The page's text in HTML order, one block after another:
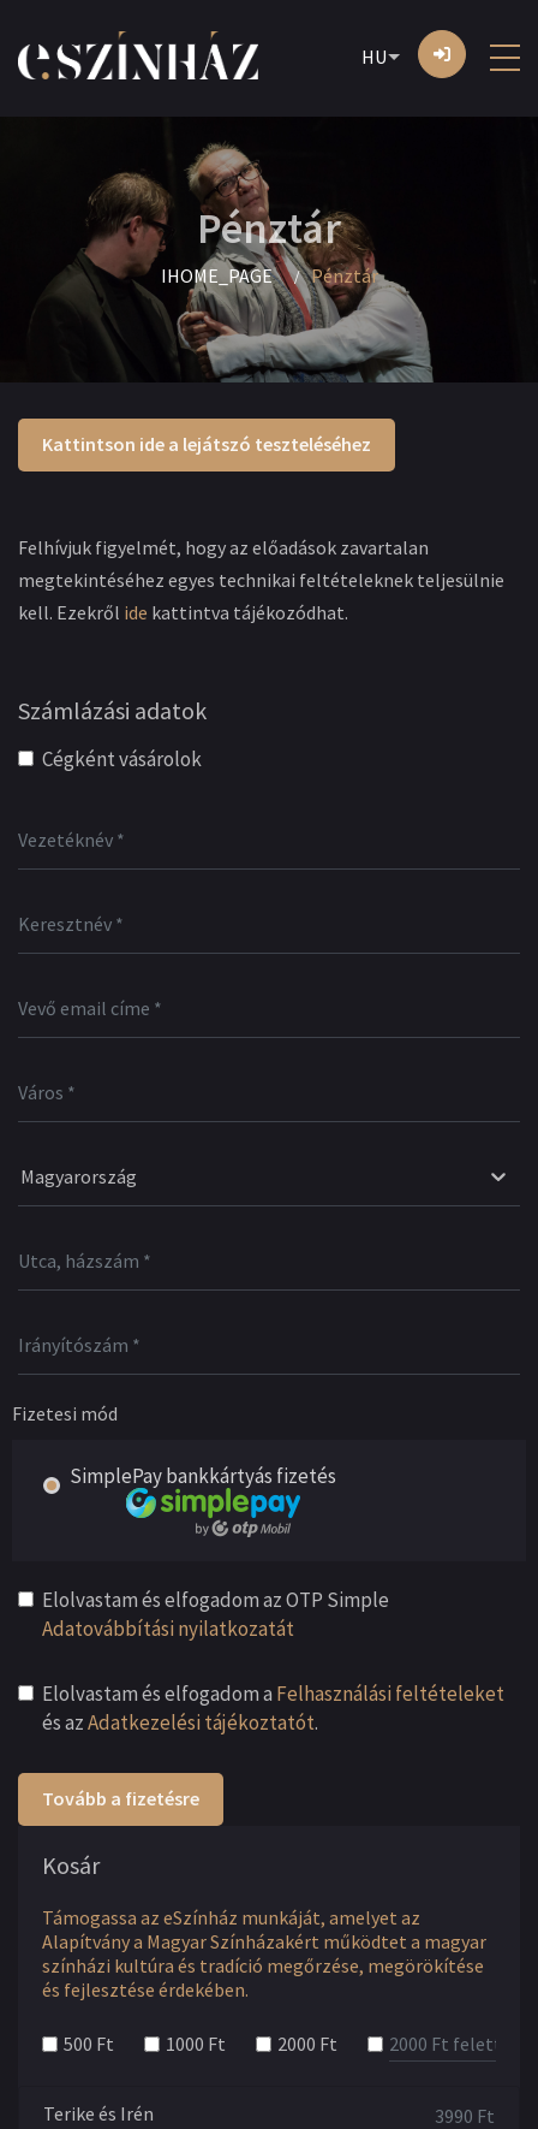
HU
Pénztár
IHOME_PAGE Pénztár
Kattintson ide a lejátszó teszteléséhez
Felhívjuk figyelmét, hogy az előadások zavartalan
megtekintéséhez egyes technikai feltételeknek teljesülnie
kell. Ezekről ide kattintva tájékozódhat.
Számlázási adatok
Cégként vásárolok
Magyarország
Fizetesi mód
SimplePay bankkártyás fizetés
Elolvastam és elfogadom az OTP Simple
Adatovábbítási nyilatkozatát
Elolvastam és elfogadom a Felhasználási feltételeket
és azAdatkezelési tájékoztatót.
Tovább a fizetésre
Kosár
Támogassa az eSzínház munkáját, amelyet az
Alapítvány a Magyar Színházakért működtet a magyar
színházi kultúra és tradíció megőrzése, megörökítése
és fejlesztése érdekében.
500 Ft 1000 Ft 2000 Ft
Terike és Irén 3990 Ft